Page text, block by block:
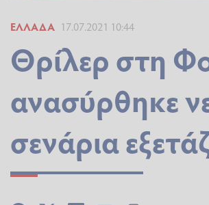
ΕΛΛΆΔΑ 17.07.2021 10:44
Θρίλερ στη
ανασύρθηκε
σενάρια